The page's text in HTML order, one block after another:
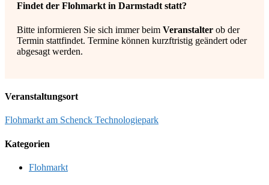
Findet der Flohmarkt in Darmstadt statt?
Bitte informieren Sie sich immer beim Veranstalter ob der
Termin stattfindet. Termine können kurzftristig geändert oder
abgesagt werden.
Veranstaltungsort
Flohmarkt am Schenck Technologiepark
Kategorien
Flohmarkt